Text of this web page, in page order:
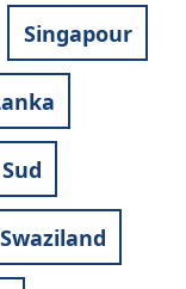
Singapour
Swaziland